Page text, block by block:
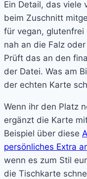
Ein Detail, das viele
beim Zuschnitt
für vegan,
nah an die Falz
Prüft das an den
der Datei. Was am
der echten Karte
Wenn ihr den Platz
ergänzt die Karte
Beispiel über diese
persönliches Extra
wenn es zum Stil
die Tischkarte